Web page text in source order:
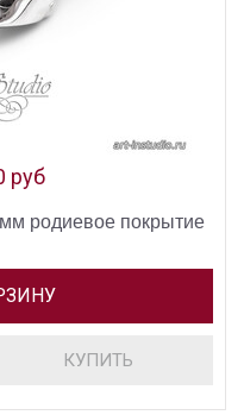
руб
родиевое покрытие
КУПИТЬ